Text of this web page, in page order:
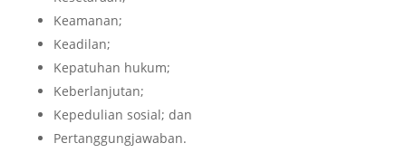
Keamanan;
Keadilan;
Kepatuhan hukum;
Keberlanjutan;
Kepedulian sosial; dan
Pertanggungjawaban.